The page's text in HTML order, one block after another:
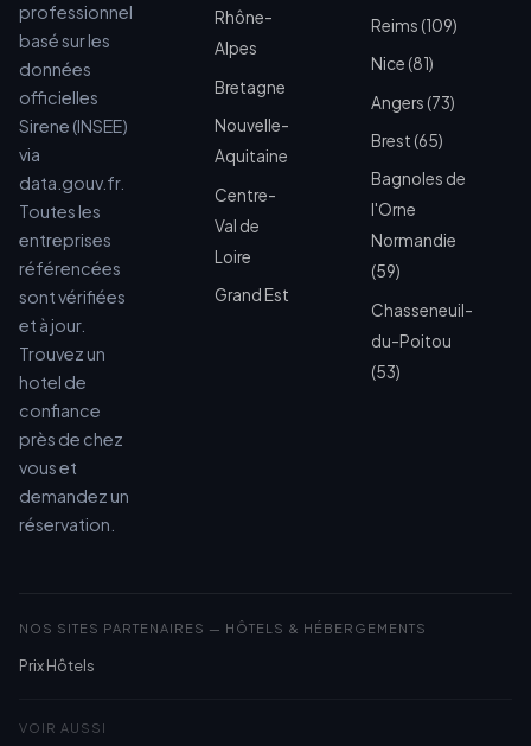
professionnel
basé sur les
données
officielles
Sirene (INSEE)
via
data.gouv.fr.
Toutes les
entreprises
référencées
sont vérifiées
et à jour.
Trouvez un
hotel de
confiance
près de chez
vous et
demandez un
réservation.
Rhône-
Alpes
Bretagne
Nouvelle-
Aquitaine
Centre-
Val de
Loire
Grand Est
Reims (109)
Nice (81)
Angers (73)
Brest (65)
Bagnoles de
l'Orne
Normandie
(59)
Chasseneuil-
du-Poitou
(53)
NOS SITES PARTENAIRES — HÔTELS & HÉBERGEMENTS
Prix Hôtels
VOIR AUSSI